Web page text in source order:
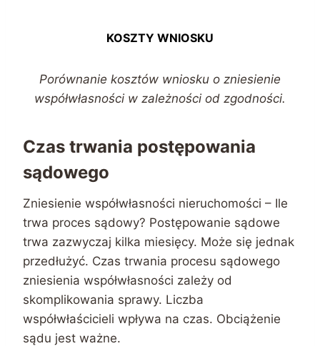
KOSZTY WNIOSKU
Porównanie kosztów wniosku o zniesienie
współwłasności w zależności od zgodności.
Czas trwania postępowania
sądowego
Zniesienie współwłasności nieruchomości – Ile
trwa proces sądowy? Postępowanie sądowe
trwa zazwyczaj kilka miesięcy. Może się jednak
przedłużyć. Czas trwania procesu sądowego
zniesienia współwłasności zależy od
skomplikowania sprawy. Liczba
współwłaścicieli wpływa na czas. Obciążenie
sądu jest ważne.